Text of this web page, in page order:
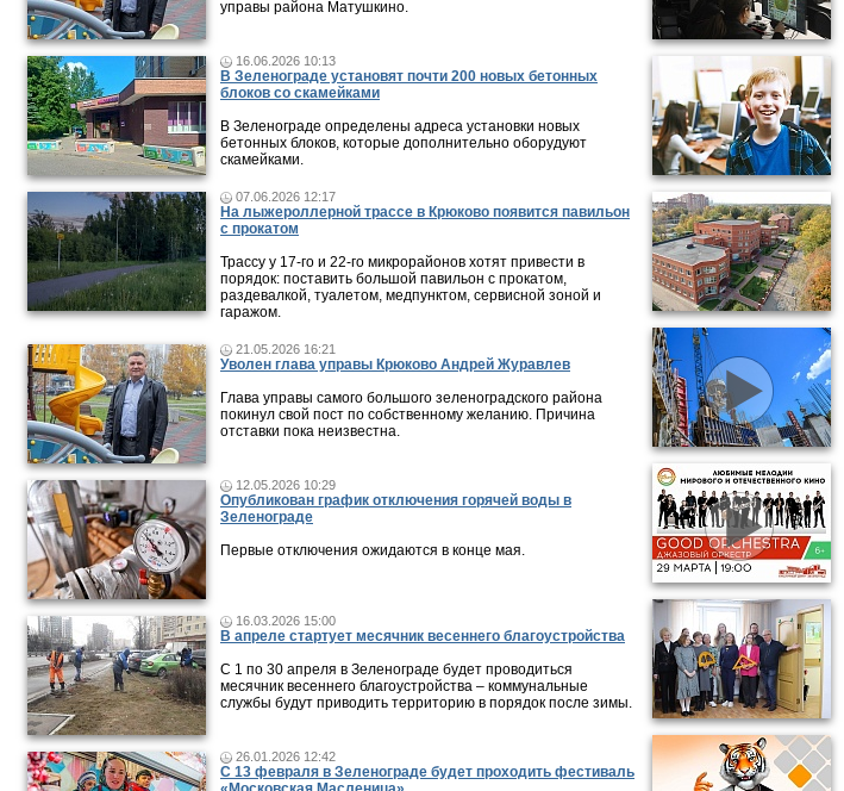
управы района Матушкино.
16.06.2026 10:13
В Зеленограде установят почти 200 новых бетонных
блоков со скамейками
В Зеленограде определены адреса установки новых
бетонных блоков, которые дополнительно оборудуют
скамейками.
07.06.2026 12:17
На лыжероллерной трассе в Крюково появится павильон
с прокатом
Трассу у 17-го и 22-го микрорайонов хотят привести в
порядок: поставить большой павильон с прокатом,
раздевалкой, туалетом, медпунктом, сервисной зоной и
гаражом.
21.05.2026 16:21
Уволен глава управы Крюково Андрей Журавлев
Глава управы самого большого зеленоградского района
покинул свой пост по собственному желанию. Причина
отставки пока неизвестна.
12.05.2026 10:29
Опубликован график отключения горячей воды в
Зеленограде
Первые отключения ожидаются в конце мая.
16.03.2026 15:00
В апреле стартует месячник весеннего благоустройства
С 1 по 30 апреля в Зеленограде будет проводиться
месячник весеннего благоустройства – коммунальные
службы будут приводить территорию в порядок после зимы.
26.01.2026 12:42
С 13 февраля в Зеленограде будет проходить фестиваль